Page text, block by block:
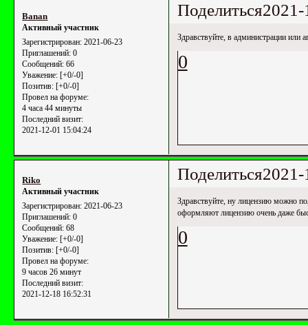
Поделиться
Banan
Активный участник
Зарегистрирован: 2021-06-23
Приглашений: 0
Сообщений: 66
Уважение: [+0/-0]
Позитив: [+0/-0]
Провел на форуме:
4 часа 44 минуты
Последний визит:
2021-12-01 15:04:24
Здравствуйте, в администрации или
0
Поделиться
Riko
Активный участник
Зарегистрирован: 2021-06-23
Приглашений: 0
Сообщений: 68
Уважение: [+0/-0]
Позитив: [+0/-0]
Провел на форуме:
9 часов 26 минут
Последний визит:
2021-12-18 16:52:31
Здравствуйте, ну лицензию можно
оформляют лицензию очень даже
0